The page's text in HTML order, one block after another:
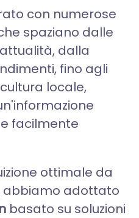
con numerose
spaziano dalle
dalla
fino agli
locale,
facilmente
ottimale da
abbiamo adottato
basato su soluzioni